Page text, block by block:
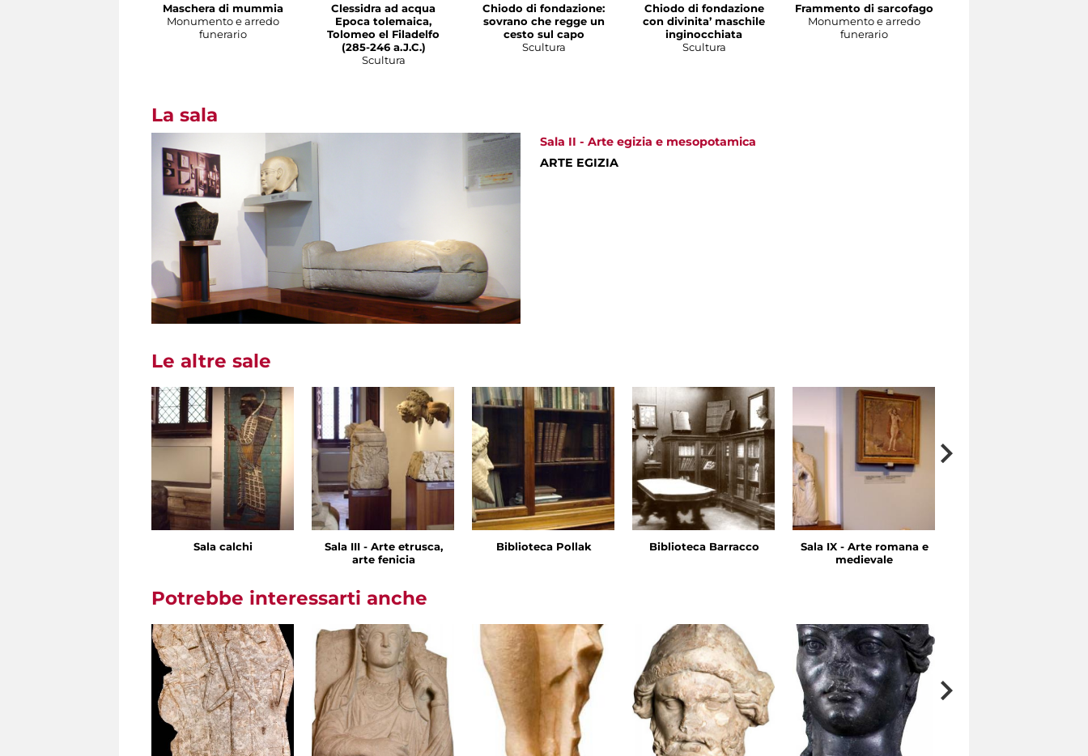
Maschera di mummia
Monumento e arredo
funerario
Clessidra ad acqua
Epoca tolemaica,
Tolomeo el Filadelfo
(285-246 a.J.C.)
Scultura
Chiodo di fondazione:
sovrano che regge un
cesto sul capo
Scultura
Chiodo di fondazione
con divinita’ maschile
inginocchiata
Scultura
Frammento di sarcofago
Monumento e arredo
funerario
La sala
Sala II - Arte egizia e mesopotamica
ARTE EGIZIA
Le altre sale
Sala calchi
Sala III - Arte etrusca,
arte fenicia
Biblioteca Pollak Biblioteca Barracco
Sala IX - Arte romana e
medievale
Potrebbe interessarti anche